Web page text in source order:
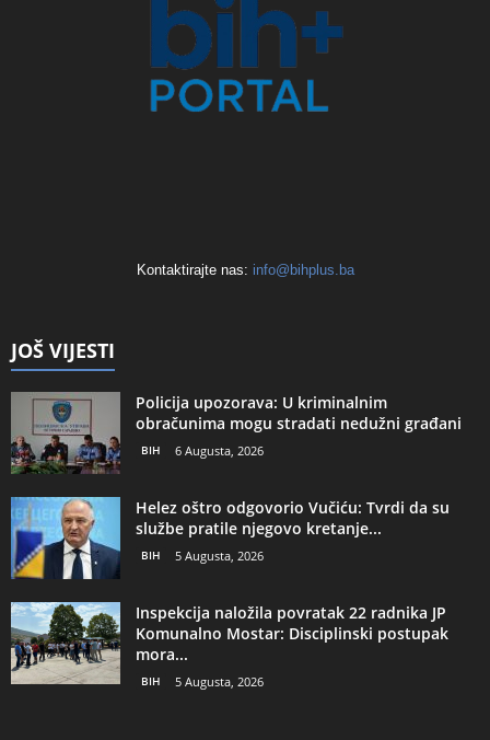
Kontaktirajte nas: info@bihplus.ba
JOŠ VIJESTI
Policija upozorava: U kriminalnim
obračunima mogu stradati nedužni građani
BIH 6 Augusta, 2026
Helez oštro odgovorio Vučiću: Tvrdi da su
službe pratile njegovo kretanje...
BIH 5 Augusta, 2026
Inspekcija naložila povratak 22 radnika JP
Komunalno Mostar: Disciplinski postupak
mora...
BIH 5 Augusta, 2026